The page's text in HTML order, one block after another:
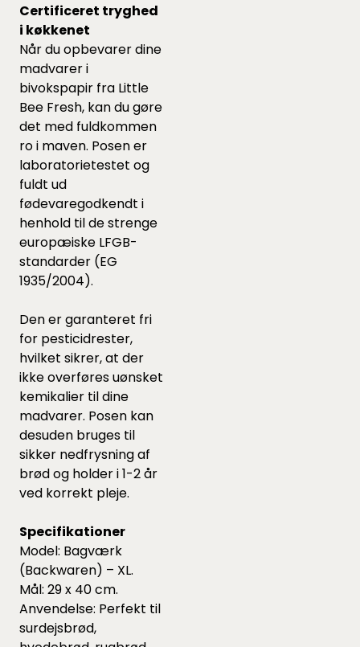
Certificeret tryghed
i køkkenet
Når du opbevarer dine
madvarer i
bivokspapir fra Little
Bee Fresh, kan du gøre
det med fuldkommen
ro i maven. Posen er
laboratorietestet og
fuldt ud
fødevaregodkendt i
henhold til de strenge
europæiske LFGB-
standarder (EG
1935/2004).
Den er garanteret fri
for pesticidrester,
hvilket sikrer, at der
ikke overføres uønsket
kemikalier til dine
madvarer. Posen kan
desuden bruges til
sikker nedfrysning af
brød og holder i 1-2 år
ved korrekt pleje.
Specifikationer
Model: Bagværk
(Backwaren) – XL.
Mål: 29 x 40 cm.
Anvendelse: Perfekt til
surdejsbrød,